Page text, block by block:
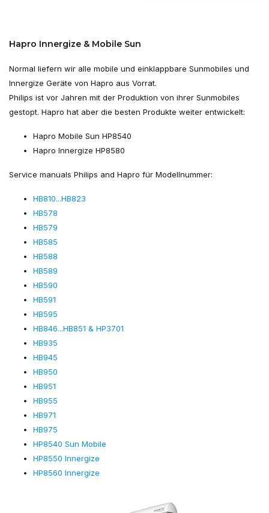
Hapro Innergize & Mobile Sun
Normal liefern wir alle mobile und einklappbare Sunmobiles und
Innergize Geräte von Hapro aus Vorrat.
Philips ist vor Jahren mit der Produktion von ihrer Sunmobiles
gestopt. Hapro hat aber die besten Produkte weiter entwickelt:
Hapro Mobile Sun HP8540
Hapro Innergize HP8580
Service manuals Philips and Hapro für Modellnummer:
HB810...HB823
HB578
HB579
HB585
HB588
HB589
HB590
HB591
HB595
HB846...HB851 & HP3701
HB935
HB945
HB950
HB951
HB955
HB971
HB975
HP8540 Sun Mobile
HP8550 Innergize
HP8560 Innergize